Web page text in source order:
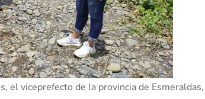
el viceprefecto de la provincia de